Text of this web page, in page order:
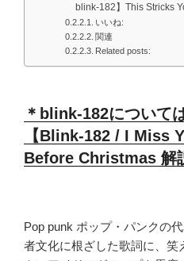
blink-182】This Stricks
いいね:
関連
Related posts:
＊blink-182について
【Blink-182 / I Miss
Before Christmas 解
Pop punk ポップ・パンクの
者文化に根ざした歌詞に、笑